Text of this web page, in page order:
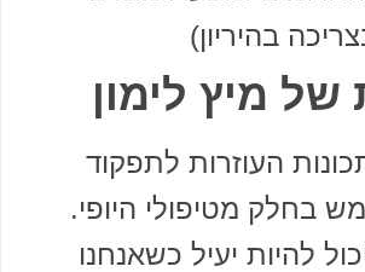
בהיריון)
של מיץ לימון
העוזרות לתפקוד
בחלק מטיפולי היופי.
להיות יעיל כשאנחנו